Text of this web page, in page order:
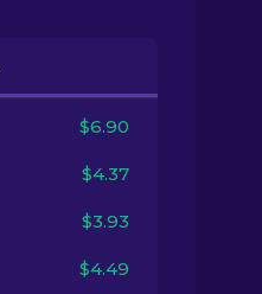
$6.90
$4.37
$3.93
$4.49